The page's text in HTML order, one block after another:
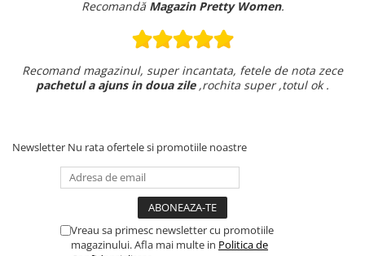
Recomandă Magazin Pretty Women.
Recomand magazinul, super incantata, fetele de nota zece
pachetul a ajuns in doua zile,rochita super ,totul ok .
Newsletter Nu rata ofertele si promotiile noastre
Vreau sa primesc newsletter cu promotiile
magazinului. Afla mai multe in Politica de